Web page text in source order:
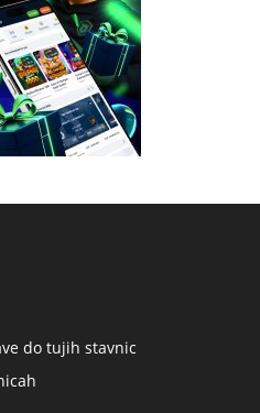
do tujih stavnic